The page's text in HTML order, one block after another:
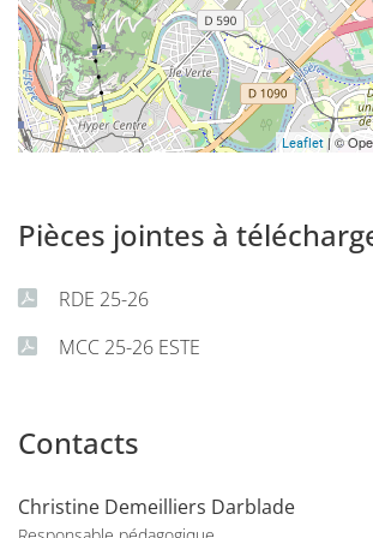
Leaflet | ©
Pièces jointes à
RDE 25-26
MCC 25-26 ESTE
Contacts
Christine Demeilliers Darblade